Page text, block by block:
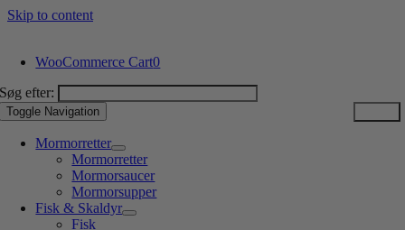
Skip to content
WooCommerce Cart0
Søg efter:
Toggle Navigation
Mormorretter
Mormorretter
Mormorsaucer
Mormorsupper
Fisk & Skaldyr
Fisk